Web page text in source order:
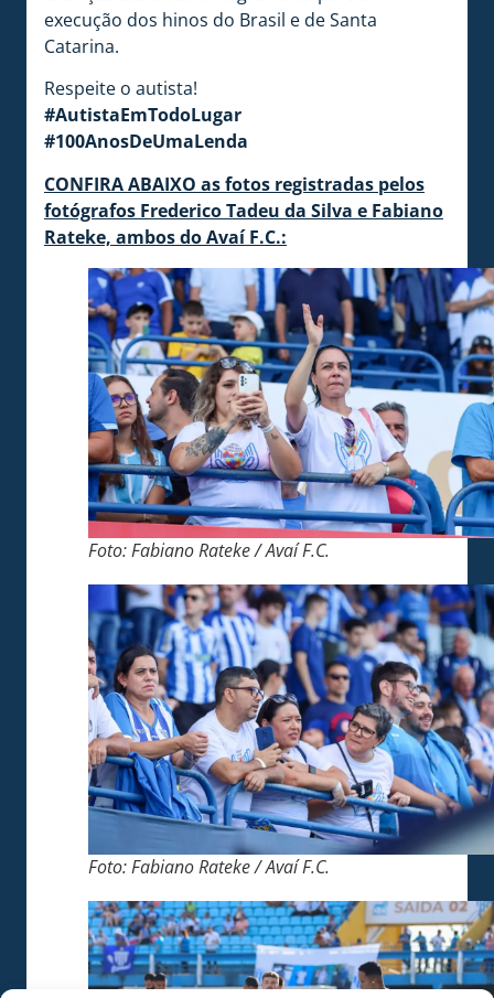
execução dos hinos do Brasil e de Santa
Catarina.
Respeite o autista!
#AutistaEmTodoLugar
#100AnosDeUmaLenda
CONFIRA ABAIXO as fotos registradas pelos
fotógrafos Frederico Tadeu da Silva e Fabiano
Rateke, ambos do Avaí F.C.:
Foto: Fabiano Rateke / Avaí F.C.
Foto: Fabiano Rateke / Avaí F.C.